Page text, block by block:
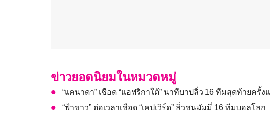
ข่าวยอดนิยมในหมวดหมู่
“แคนาดา” เชือด “แอฟริกาใต้” นาทีบาปลิ่ว 16 ทีมสุดท้ายครั้ง
“ฟ้าขาว” ต่อเวลาเชือด “เคปเวิร์ด” ลิ่วชนมัมมี่ 16 ทีมบอลโลก